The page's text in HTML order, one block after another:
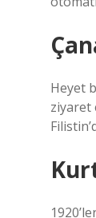
Heyet
ziyaret